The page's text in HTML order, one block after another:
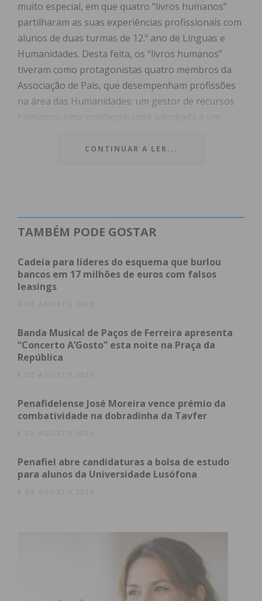
muito especial, em que quatro “livros humanos”
partilharam as suas experiências profissionais com
alunos de duas turmas de 12.º ano de Línguas e
Humanidades. Desta feita, os “livros humanos”
tiveram como protagonistas quatro membros da
Associação de Pais, que desempenham profissões
na área das Humanidades: um gestor de recursos
“Foi, indubitavelmente, uma experiência
enriquecedora e cheia de emoções, para todos os
intervenientes! Já estamos à espera da próxima
Biblioteca Humana, agora dirigida para os alunos
da área das Ciências e Tecnologias…”.
Imediato
atualizada.
Eu li e concordo com os
termos e
condições
CONTINUAR A LER...
TAMBÉM PODE GOSTAR
Cadeia para líderes do esquema que burlou
bancos em 17 milhões de euros com falsos
leasings
8 DE AGOSTO 2026
Banda Musical de Paços de Ferreira apresenta
“Concerto A’Gosto” esta noite na Praça da
República
8 DE AGOSTO 2026
Penafidelense José Moreira vence prémio da
combatividade na dobradinha da Tavfer
8 DE AGOSTO 2026
Penafiel abre candidaturas a bolsa de estudo
para alunos da Universidade Lusófona
8 DE AGOSTO 2026